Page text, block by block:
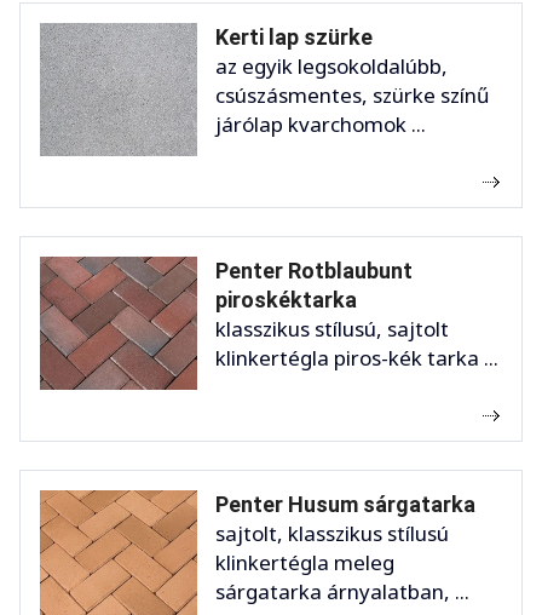
Kerti lap szürke
az egyik legsokoldalúbb,
csúszásmentes, szürke színű
járólap kvarchomok ...
Penter Rotblaubunt
piroskéktarka
klasszikus stílusú, sajtolt
klinkertégla piros-kék tarka ...
Penter Husum sárgatarka
sajtolt, klasszikus stílusú
klinkertégla meleg
sárgatarka árnyalatban, ...